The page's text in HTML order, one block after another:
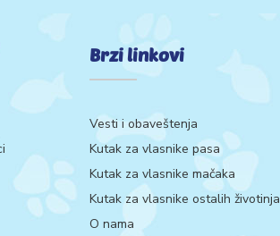
Brzi linkovi
Vesti i obaveštenja
Kutak za vlasnike pasa
Kutak za vlasnike mačaka
Kutak za vlasnike ostalih životinja
O nama